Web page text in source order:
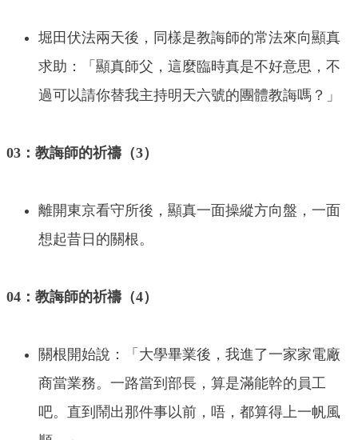
堀田伏法兩天後，同樣是教誨師的常法來向顯真
求助：「顯真師父，這麼臨時真是不好意思，不
過可以請你替我主持明天六號的團體教誨嗎？」
03：教誨師的祈禱（3）
離開東京看守所後，顯真一面操縱方向盤，一面
想起昔日的關根。
04：教誨師的祈禱（4）
關根開始說：「大學畢業後，我進了一家家電廠
商當業務。一路當到部長，算是滿能幹的員工
吧。直到鬧出那件事以前，唔，都算得上一帆風